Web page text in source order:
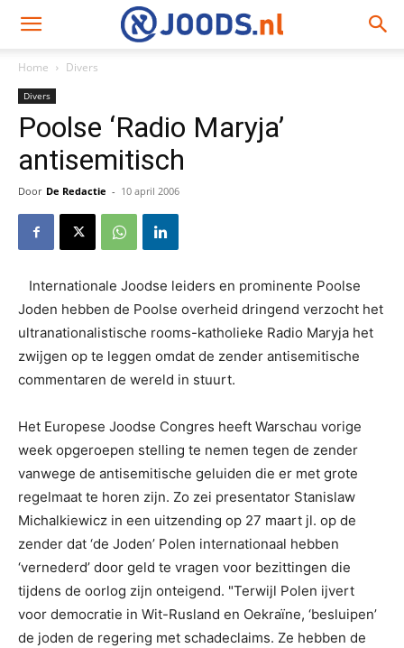
Home Divers
Divers
Poolse ‘Radio Maryja’
antisemitisch
Door De Redactie - 10 april 2006
Internationale Joodse leiders en prominente Poolse
Joden hebben de Poolse overheid dringend verzocht het
ultranationalistische rooms-katholieke Radio Maryja het
zwijgen op te leggen omdat de zender antisemitische
commentaren de wereld in stuurt.
Het Europese Joodse Congres heeft Warschau vorige
week opgeroepen stelling te nemen tegen de zender
vanwege de antisemitische geluiden die er met grote
regelmaat te horen zijn. Zo zei presentator Stanislaw
Michalkiewicz in een uitzending op 27 maart jl. op de
zender dat ‘de Joden’ Polen internationaal hebben
‘vernederd’ door geld te vragen voor bezittingen die
tijdens de oorlog zijn onteigend. "Terwijl Polen ijvert
voor democratie in Wit-Rusland en Oekraïne, ‘besluipen’
de joden de regering met schadeclaims. Ze hebben de